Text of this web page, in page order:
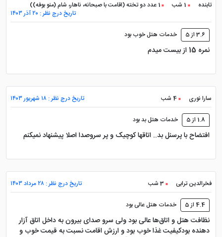
آشنایی با اتاق‌ های هتل آپارتمان
آرین مشهد
اتاق دارای امکانات کاملی از جمله سیستم تهویه مطبوع،
چای‌ساز، تلفن، حمام، ملزومات بهداشتی، سرویس بهداشتی
ایرانی و فرنگی هستند.
هتل آرین مشهد اتاق‌های خود را با بالکن‌هایی به همراه ارائه
مناسب هتل به میهمانان اجازه می‌دهد که از امکانات شهر
لذت ببرند، با این وجود، دسترسی مستقیم به بارگاه مطهر
امام هشتم امکان‌پذیر نیست.
تابنده
1 شب
1 عدد دو تخته (اقامت با صبحانه، ناهار، شام (منو بوفه))
تاریخ درج نظر : ۲۰ آذر ۱۴۰۳
3.6 از 5 خدمات هتل خوب بود
نمره 15 از بیست میدم
سارا نوری 4 شب تاریخ درج نظر : ۱۸ شهریور ۱۴۰۳
1.8 از 5 خدمات هتل بد بود
افتضاح با پرسنل بد.. اتاقها کوچیک و پر سروصدا اصلا پیشنهاد نمیکنم
فخرالدین ترابی 3 شب تاریخ درج نظر : ۲۸ مرداد ۱۴۰۳
4.4 از 5 خدمات هتل عالی بود
نظافت هتل و اتاق‌ها عالی بود ولی سرو صدای بیرون به داخل اتاق‌ آزار
دهنده بودکیفیت غذا خوب بود و ارزش اقامت نسبت به قیمت خوب و